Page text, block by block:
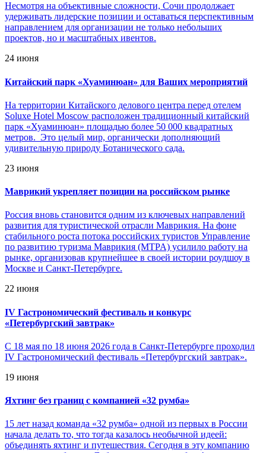
Несмотря на объективные сложности, Сочи продолжает
удерживать лидерские позиции и оставаться перспективным
направлением для организации не только небольших
проектов, но и масштабных ивентов.
24 июня
Китайский парк «Хуаминюан» для Ваших мероприятий
На территории Китайского делового центра перед отелем
Soluxe Hotel Moscow расположен традиционный китайский
парк «Хуаминюан» площадью более 50 000 квадратных
метров. Это целый мир, органически дополняющий
удивительную природу Ботанического сада.
23 июня
Маврикий укрепляет позиции на российском рынке
Россия вновь становится одним из ключевых направлений
развития для туристической отрасли Маврикия. На фоне
стабильного роста потока российских туристов Управление
по развитию туризма Маврикия (MTPA) усилило работу на
рынке, организовав крупнейшее в своей истории роудшоу в
Москве и Санкт-Петербурге.
22 июня
IV Гастрономический фестиваль и конкурс
«Петербургский завтрак»
С 18 мая по 18 июня 2026 года в Санкт-Петербурге проходил
IV Гастрономический фестиваль «Петербургский завтрак».
19 июня
Яхтинг без границ с компанией «32 румба»
15 лет назад команда «32 румба» одной из первых в России
начала делать то, что тогда казалось необычной идеей:
объединять яхтинг и путешествия. Сегодня в эту компанию